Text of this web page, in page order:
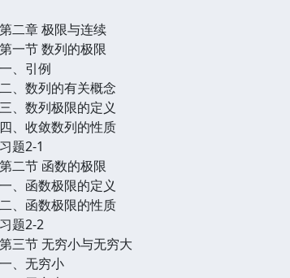
第二章 极限与连续
第一节 数列的极限
一、引例
二、数列的有关概念
三、数列极限的定义
四、收敛数列的性质
习题2-1
第二节 函数的极限
一、函数极限的定义
二、函数极限的性质
习题2-2
第三节 无穷小与无穷大
一、无穷小